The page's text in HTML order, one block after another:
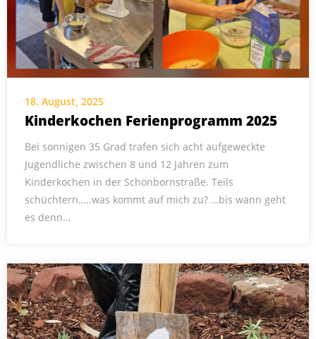
18. August, 2025
Kinderkochen Ferienprogramm 2025
Bei sonnigen 35 Grad trafen sich acht aufgeweckte
Jugendliche zwischen 8 und 12 Jahren zum
Kinderkochen in der Schönbornstraße. Teils
schüchtern…..was kommt auf mich zu? …bis wann geht
es denn…